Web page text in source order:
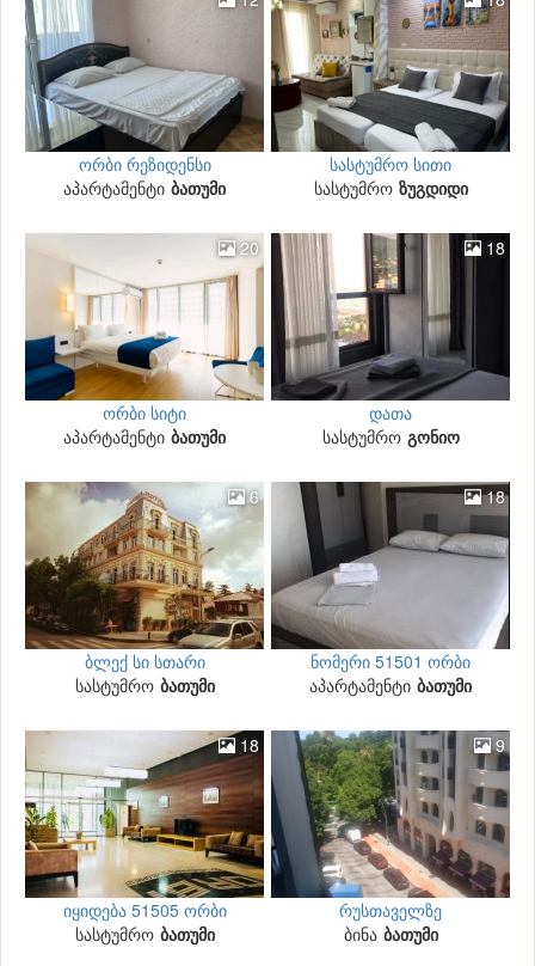
ორბი რეზიდენსი
აპარტამენტი ბათუმი
სასტუმრო სითი
სასტუმრო ზუგდიდი
20
ორბი სიტი
აპარტამენტი ბათუმი
18
დათა
სასტუმრო გონიო
6
ბლექ სი სთარი
სასტუმრო ბათუმი
18
ნომერი 51501 ორბი
რეზიდენსში
აპარტამენტი ბათუმი
18
იყიდება 51505 ორბი
რეზიდენსში
სასტუმრო ბათუმი
9
რუსთაველზე
ბინა ბათუმი